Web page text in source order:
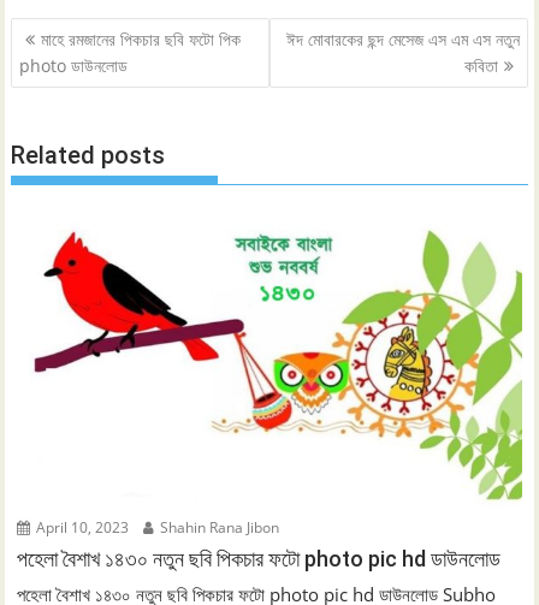
Post
navigation
মাহে রমজানের পিকচার ছবি ফটো পিক
photo ডাউনলোড
ঈদ মোবারকের ছন্দ মেসেজ এস এম এস নতুন
কবিতা
Related posts
April 10, 2023 Shahin Rana Jibon
পহেলা বৈশাখ ১৪৩০ নতুন ছবি পিকচার ফটো photo pic hd ডাউনলোড
পহেলা বৈশাখ ১৪৩০ নতুন ছবি পিকচার ফটো photo pic hd ডাউনলোড Subho